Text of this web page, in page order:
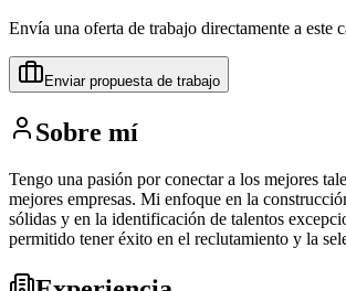
Envía una oferta de trabajo directamente a este
Enviar propuesta de trabajo
Sobre mí
Tengo una pasión por conectar a los mejores
mejores empresas. Mi enfoque en la
sólidas y en la identificación de talentos
permitido tener éxito en el reclutamiento y la